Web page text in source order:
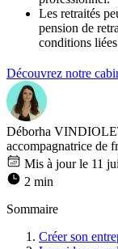
Les retraités
pension de
conditions
Découvrez notre
Déborha
accompagnatrice de
Mis à jour le 11
2 min
Sommaire
Créer son